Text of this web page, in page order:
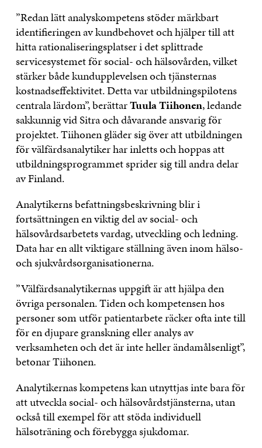
”Redan lätt analyskompetens stöder märkbart
identifieringen av kundbehovet och hjälper till att
hitta rationaliseringsplatser i det splittrade
servicesystemet för social- och hälsovården, vilket
stärker både kundupplevelsen och tjänsternas
kostnadseffektivitet. Detta var utbildningspilotens
centrala lärdom”, berättarTuula Tiihonen, ledande
sakkunnig vid Sitra och dåvarande ansvarig för
projektet. Tiihonen gläder sig över att utbildningen
för välfärdsanalytiker har inletts och hoppas att
utbildningsprogrammet sprider sig till andra delar
av Finland.
Analytikerns befattningsbeskrivning blir i
fortsättningen en viktig del av social- och
hälsovårdsarbetets vardag, utveckling och ledning.
Data har en allt viktigare ställning även inom hälso-
och sjukvårdsorganisationerna.
”Välfärdsanalytikernas uppgift är att hjälpa den
övriga personalen. Tiden och kompetensen hos
personer som utför patientarbete räcker ofta inte till
för en djupare granskning eller analys av
verksamheten och det är inte heller ändamålsenligt”,
betonar Tiihonen.
Analytikernas kompetens kan utnyttjas inte bara för
att utveckla social- och hälsovårdstjänsterna, utan
också till exempel för att stöda individuell
hälsoträning och förebygga sjukdomar.